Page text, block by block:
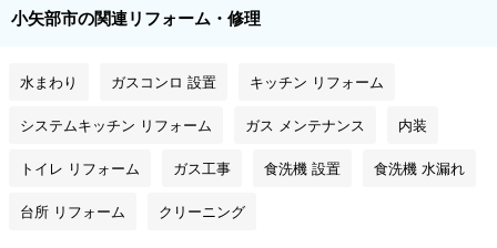
小矢部市の関連リフォーム・修理
水まわり ガスコンロ 設置 キッチン リフォーム
システムキッチン リフォーム ガス メンテナンス 内装
トイレ リフォーム ガス工事 食洗機 設置 食洗機 水漏れ
台所 リフォーム クリーニング